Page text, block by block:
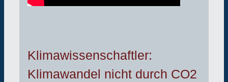
Klimawissenschaftler:
Klimawandel nicht durch CO2